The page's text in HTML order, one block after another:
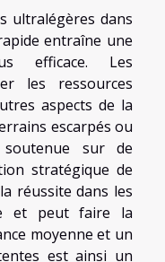
ultralégères dans
entraîne une
efficace. Les
les ressources
aspects de la
escarpés ou
sur de
stratégique de
réussite dans les
et peut faire la
moyenne et un
est ainsi un